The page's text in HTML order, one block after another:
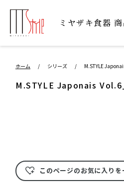
ミヤザキ⾷器
ホーム / シリーズ / M.STYLE
M.STYLE Japonais
このページのお気に入りを